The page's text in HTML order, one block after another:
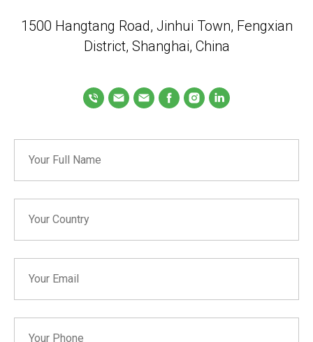
1500 Hangtang Road, Jinhui Town, Fengxian
District, Shanghai, China